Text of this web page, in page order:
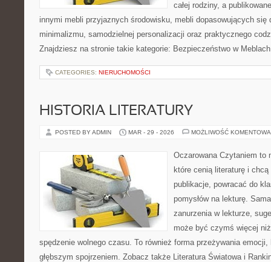
całej rodziny, a
innymi mebli przyjaznych środowisku, mebli dopasowujących się
minimalizmu, samodzielnej personalizacji oraz praktycznego
Znajdziesz na stronie takie kategorie: Bezpieczeństwo w
CATEGORIES: NIERUCHOMOŚCI
HISTORIA LITERATURY
POSTED BY ADMIN MAR - 29 - 2026 MOŻLIWOŚĆ
Oczarowana Czytaniem to
które cenią literaturę i
publikacje, powracać do
pomysłów na lekturę.
zanurzenia w lekturze,
może być czymś więcej
spędzenie wolnego czasu. To również forma przeżywania
głębszym spojrzeniem. Zobacz także Literatura Światowa i